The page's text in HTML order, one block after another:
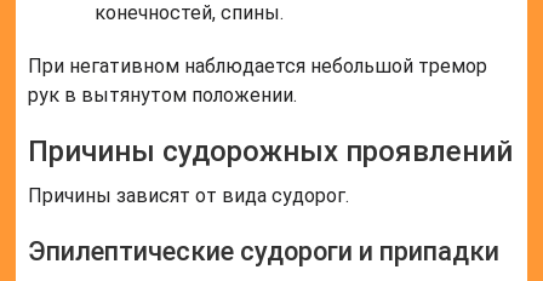
конечностей, спины.
При негативном наблюдается небольшой тремор
рук в вытянутом положении.
Причины судорожных проявлений
Причины зависят от вида судорог.
Эпилептические судороги и припадки